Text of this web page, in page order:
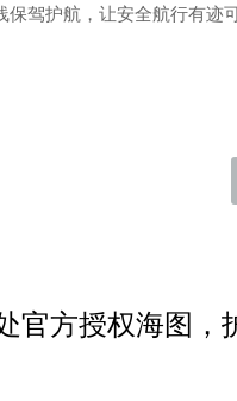
驾护航，让安全航行有迹
官方授权海图，